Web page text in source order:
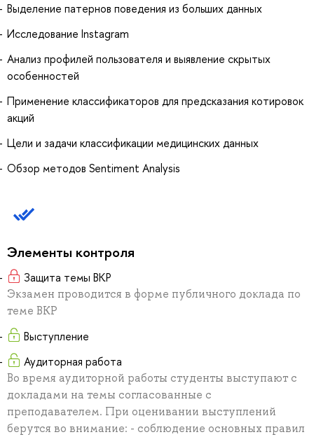
Выделение патернов поведения из больших данных
Исследование Instagram
Анализ профилей пользователя и выявление скрытых
особенностей
Применение классификаторов для предсказания котировок
акций
Цели и задачи классификации медицинских данных
Обзор методов Sentiment Analysis
Элементы контроля
Защита темы ВКР
Экзамен проводится в форме публичного доклада по
теме ВКР
Выступление
Аудиторная работа
Во время аудиторной работы студенты выступают с
докладами на темы согласованные с
преподавателем. При оценивании выступлений
берутся во внимание: - соблюдение основных правил